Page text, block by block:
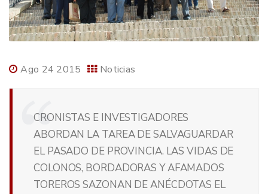
Ago 24 2015 Noticias
CRONISTAS E INVESTIGADORES
ABORDAN LA TAREA DE SALVAGUARDAR
EL PASADO DE PROVINCIA. LAS VIDAS DE
COLONOS, BORDADORAS Y AFAMADOS
TOREROS SAZONAN DE ANÉCDOTAS EL